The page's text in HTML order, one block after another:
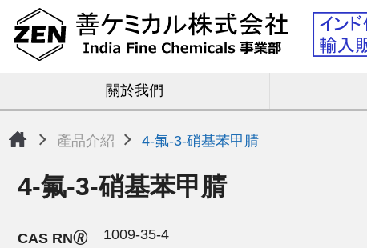
關於我們
產品介紹 4-氟-3-硝基苯甲腈
4-氟-3-硝基苯甲腈
CAS RN🄬 1009-35-4